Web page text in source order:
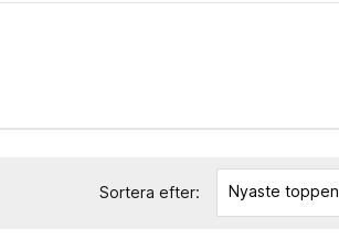
Sortera efter: Nyaste toppen